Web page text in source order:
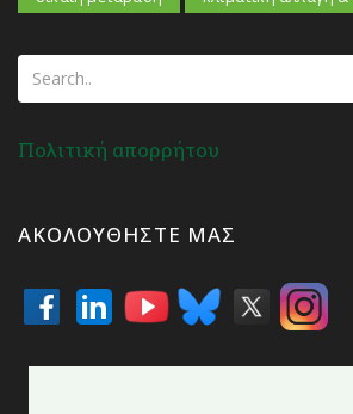
Πολιτική απορρήτου
ΑΚΟΛΟΥΘΉΣΤΕ ΜΑΣ